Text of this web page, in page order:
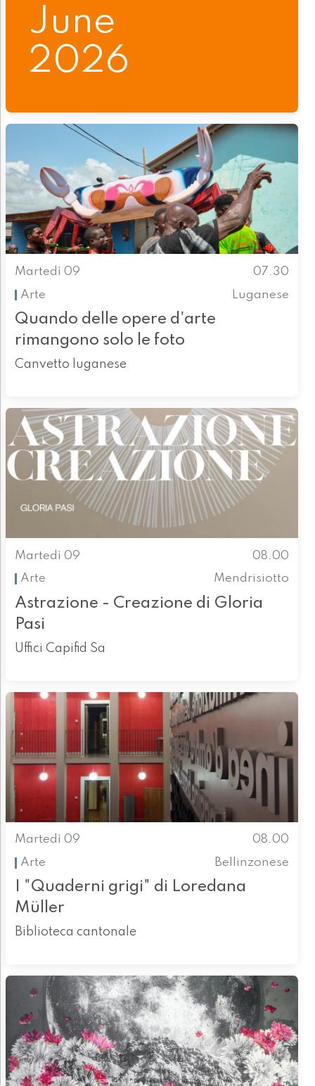
June
2026
Martedì 09
07.30
Arte
Luganese
Quando delle opere d'arte
rimangono solo le foto
Canvetto luganese
Martedì 09
08.00
Arte
Mendrisiotto
Astrazione - Creazione di Gloria
Pasi
Uffici Capifid Sa
Martedì 09
08.00
Arte
Bellinzonese
I "Quaderni grigi" di Loredana
Müller
Biblioteca cantonale